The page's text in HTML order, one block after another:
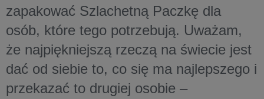
zapakować Szlachetną Paczkę dla
osób, które tego potrzebują. Uważam,
że najpiękniejszą rzeczą na świecie jest
dać od siebie to, co się ma najlepszego i
przekazać to drugiej osobie –